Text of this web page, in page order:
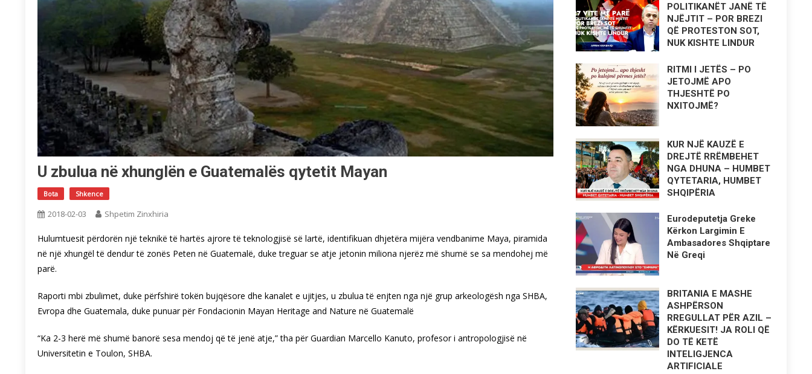
U zbulua në xhunglën e Guatemalës qytetit Mayan
Bota Shkence
2018-02-03 Shpetim Zinxhiria
Hulumtuesit përdorën një teknikë të hartës ajrore të teknologjisë së lartë, identifikuan dhjetëra mijëra vendbanime Maya, piramida
në një xhungël të dendur të zonës Peten në Guatemalë, duke treguar se atje jetonin miliona njerëz më shumë se sa mendohej më
parë.
Raporti mbi zbulimet, duke përfshirë tokën bujqësore dhe kanalet e ujitjes, u zbulua të enjten nga një grup arkeologësh nga SHBA,
Evropa dhe Guatemala, duke punuar për Fondacionin Mayan Heritage and Nature në Guatemalë
“Ka 2-3 herë më shumë banorë sesa mendoj që të jenë atje,” tha për Guardian Marcello Kanuto, profesor i antropologjisë në
Universitetin e Toulon, SHBA.
POLITIKANËT JANË TË
NJËJTIT – POR BREZI
QË PROTESTON SOT,
NUK KISHTE LINDUR
RITMI I JETËS – PO
JETOJMË APO
THJESHTË PO
NXITOJMË?
KUR NJË KAUZË E
DREJTË RRËMBEHET
NGA DHUNA – HUMBET
QYTETARIA, HUMBET
SHQIPËRIA
Eurodeputetja Greke
Kërkon Largimin E
Ambasadores Shqiptare
Në Greqi
BRITANIA E MASHE
ASHPËRSON
RREGULLAT PËR AZIL –
KËRKUESIT! JA ROLI QË
DO TË KETË
INTELIGJENCA
ARTIFICIALE